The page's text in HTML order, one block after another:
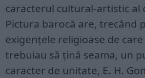
caracterul cultural-artistic al
Pictura barocă are, trecând
exigențele religioase de
trebuiau să țină seama, un
caracter de unitate, E. H.